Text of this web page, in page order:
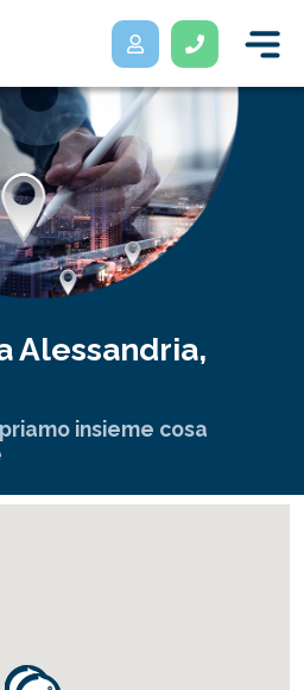
Alessandria,
insieme cosa